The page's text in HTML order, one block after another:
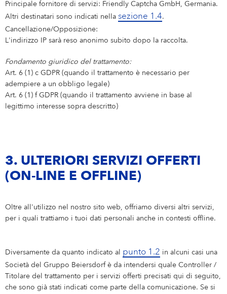
Principale fornitore di servizi: Friendly Captcha GmbH, Germania.
Altri destinatari sono indicati nella sezione 1.4.
Cancellazione/Opposizione:
L'indirizzo IP sarà reso anonimo subito dopo la raccolta.
Fondamento giuridico del trattamento:
Art. 6 (1) c GDPR (quando il trattamento è necessario per
adempiere a un obbligo legale)
Art. 6 (1) f GDPR (quando il trattamento avviene in base al
legittimo interesse sopra descritto)
3. ULTERIORI SERVIZI OFFERTI
(ON-LINE E OFFLINE)
Oltre all'utilizzo nel nostro sito web, offriamo diversi altri servizi,
per i quali trattiamo i tuoi dati personali anche in contesti offline.
Diversamente da quanto indicato al punto 1.2 in alcuni casi una
Società del Gruppo Beiersdorf è da intendersi quale Controller /
Titolare del trattamento per i servizi offerti precisati qui di seguito,
che sono già stati indicati come parte della comunicazione. Se si